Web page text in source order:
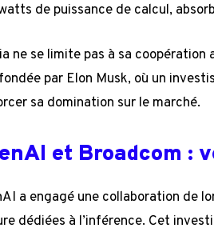
de puissance de calcul,
ne se limite pas à sa coopération
par Elon Musk, où un
sa domination sur le marché.
et Broadcom :
a engagé une collaboration de
dédiées à l’inférence. Cet